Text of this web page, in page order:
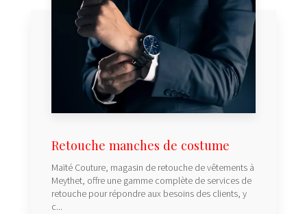
Retouche manches de costume
Maïté Couture, magasin de retouche de vêtements à
Meythet, offre une gamme complète de services de
retouche pour répondre aux besoins des clients, y
c...